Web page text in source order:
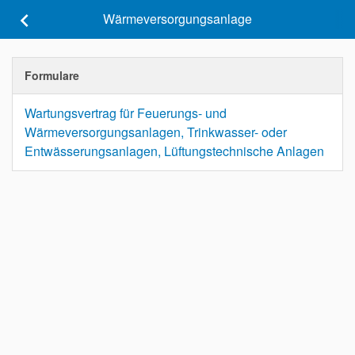
keyboard_arrow_left Wärmeversorgungsanlage
Formulare
Wartungsvertrag für Feuerungs- und
Wärmeversorgungsanlagen, Trinkwasser- oder
Entwässerungsanlagen, Lüftungstechnische Anlagen